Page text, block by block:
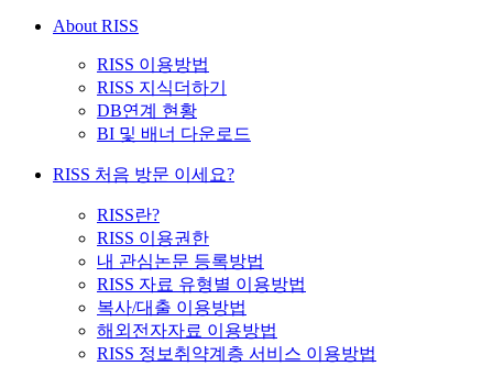
About RISS
RISS 이용방법
RISS 지식더하기
DB연계 현황
BI 및 배너 다운로드
RISS 처음 방문 이세요?
RISS란?
RISS 이용권한
내 관심논문 등록방법
RISS 자료 유형별 이용방법
복사/대출 이용방법
해외전자자료 이용방법
RISS 정보취약계층 서비스 이용방법